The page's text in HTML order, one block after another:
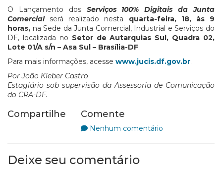
O Lançamento dos Serviços 100% Digitais da Junta
Comercialserá realizado nesta quarta-feira, 18, às 9
horas, na Sede da Junta Comercial, Industrial e Serviços do
DF, localizada no Setor de Autarquias Sul, Quadra 02,
Lote 01/A s/n – Asa Sul – Brasília-DF.
Para mais informações, acesse www.jucis.df.gov.br.
Por João Kleber Castro
Estagiário sob supervisão da Assessoria de Comunicação
do CRA-DF.
Compartilhe Comente
Nenhum comentário
Deixe seu comentário